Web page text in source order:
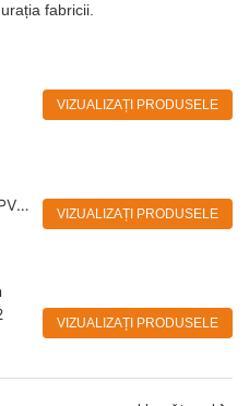
fabricii.
VIZUALIZAȚI PRODUSELE
VIZUALIZAȚI PRODUSELE
VIZUALIZAȚI PRODUSELE